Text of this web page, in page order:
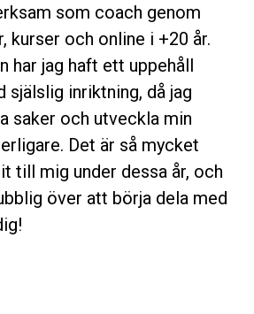
som coach genom
kurser och online i +20 år.
har jag haft ett uppehåll
själslig inriktning, då jag
saker och utveckla min
Det är så mycket
till mig under dessa år, och
över att börja dela med